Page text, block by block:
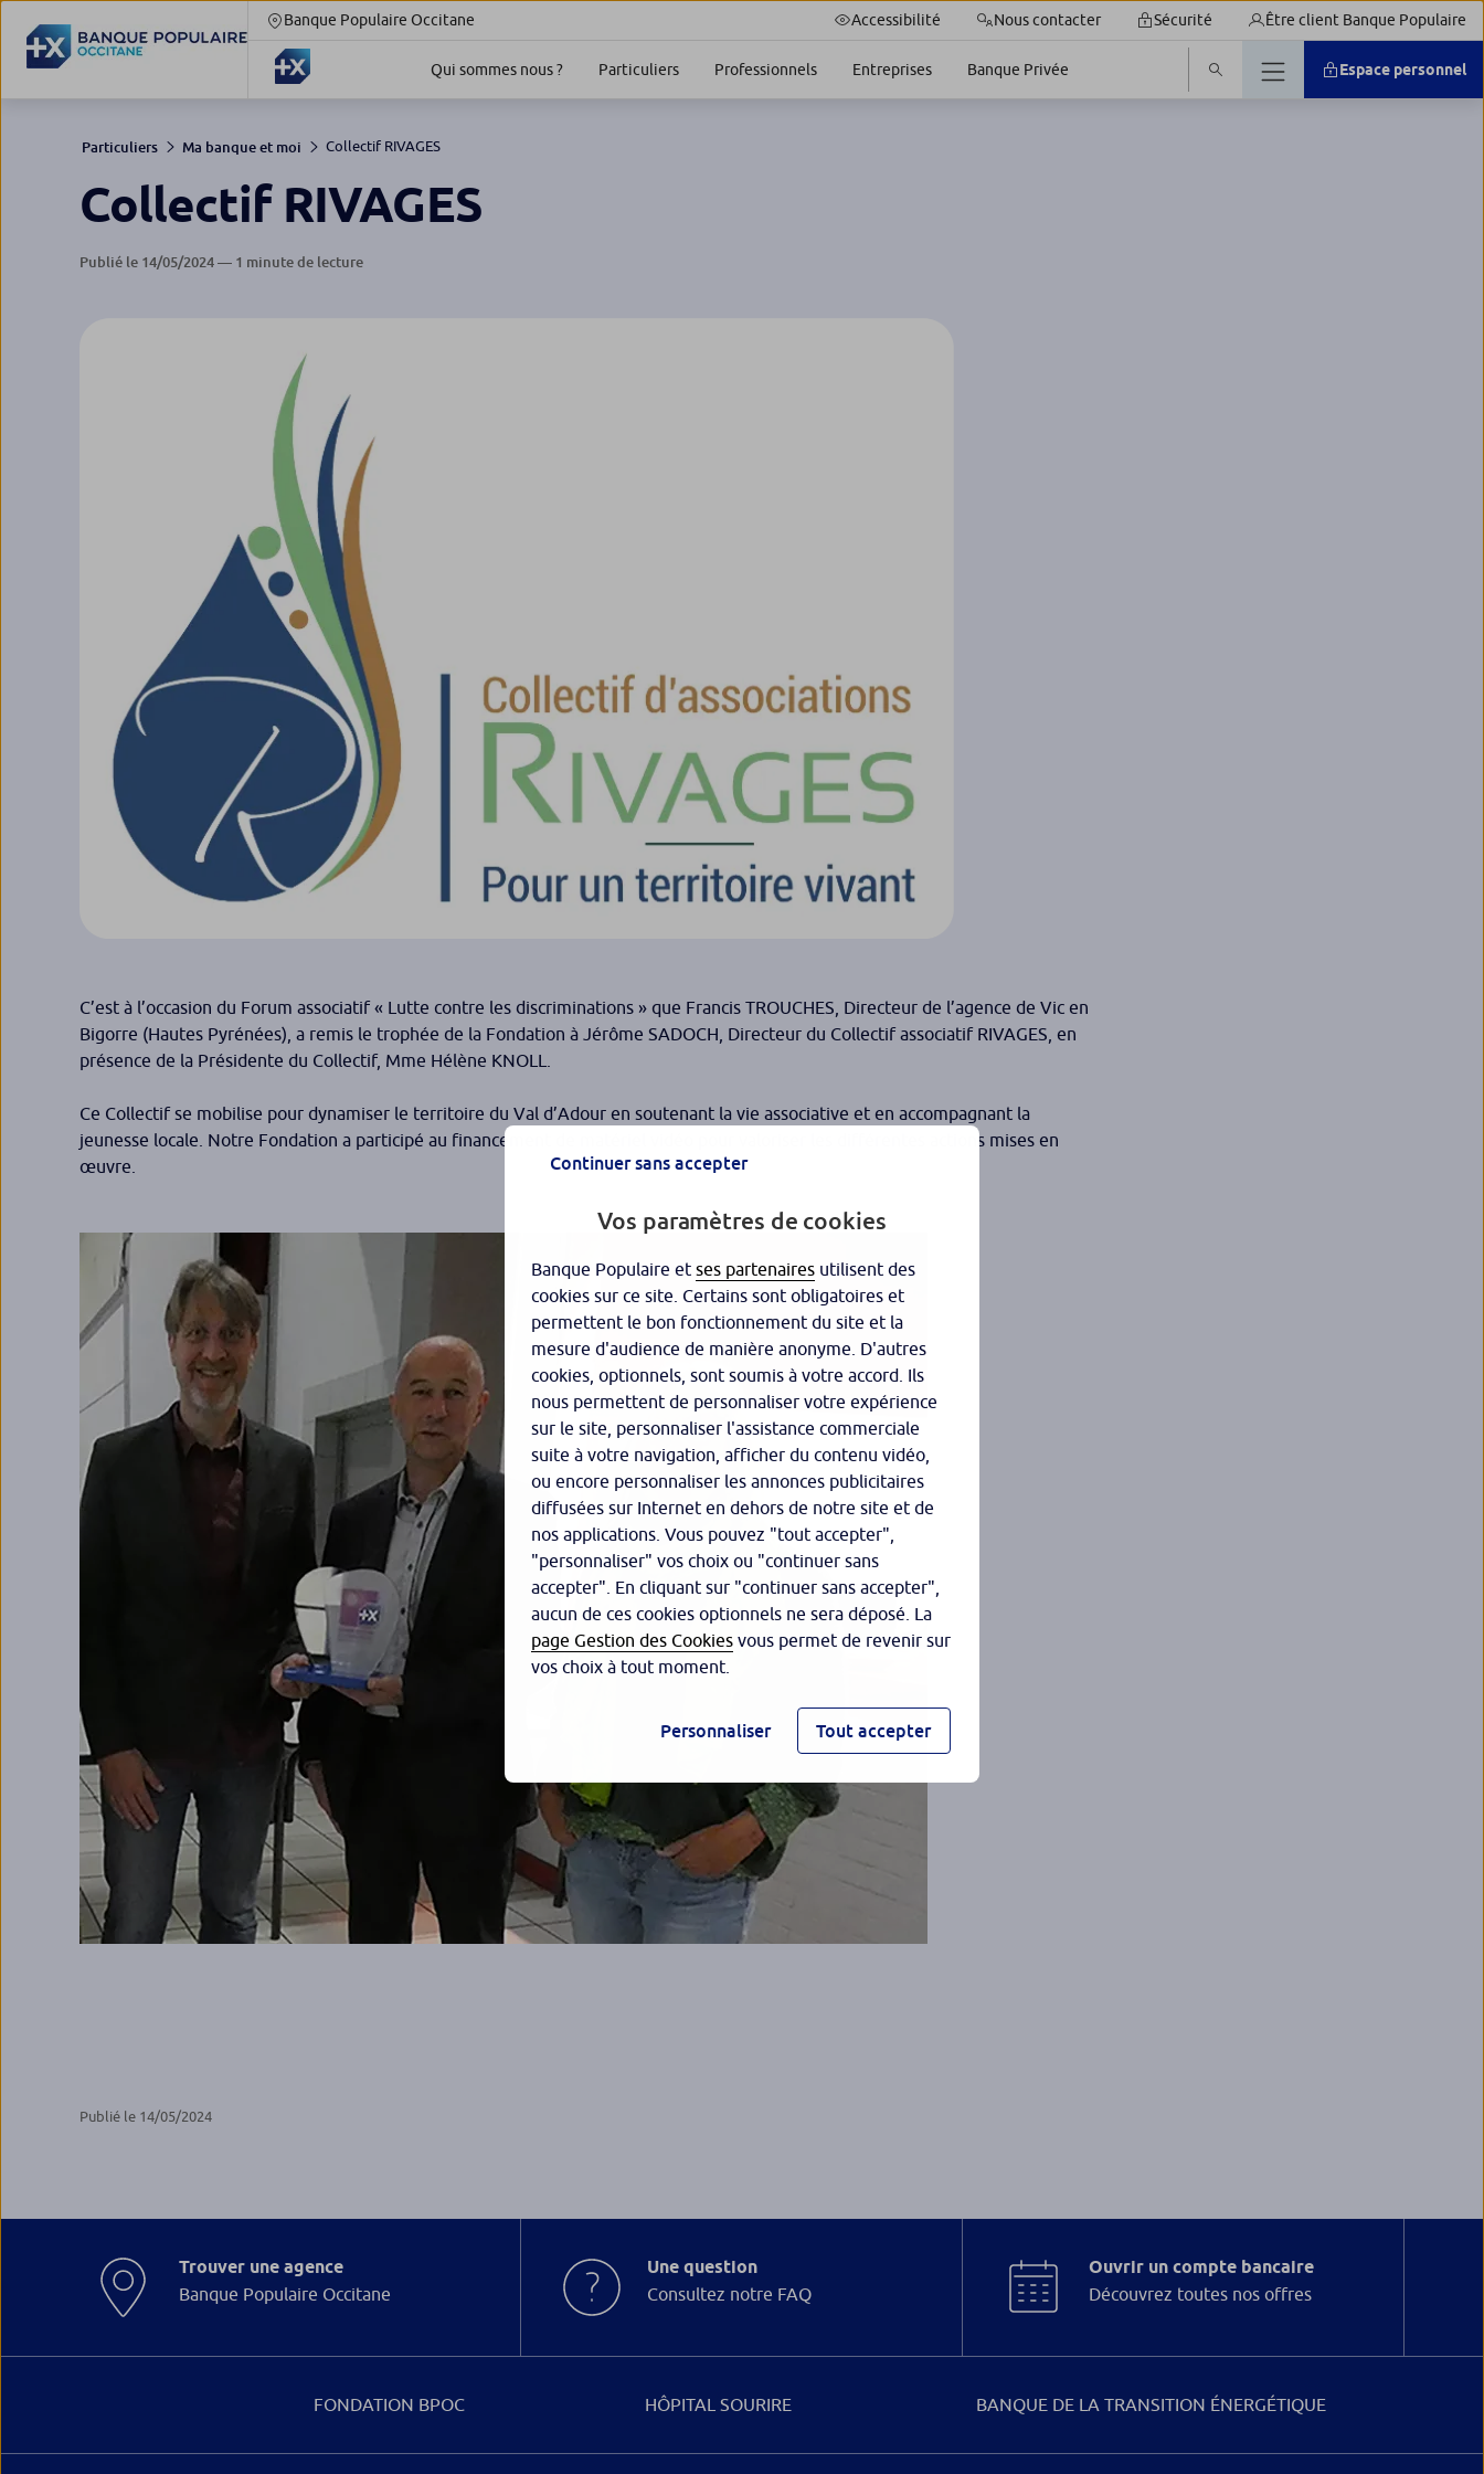
Banque Populaire Occitane Accessibilité Nous contacter Sécurité Être client Banque Populaire
Qui sommes nous ? Particuliers Professionnels Entreprises Banque Privée Espace personnel
Particuliers Ma banque et moi Collectif RIVAGES
Collectif RIVAGES
Publié le 14/05/2024 — 1 minute de lecture
C’est à l’occasion du Forum associatif « Lutte contre les discriminations » que Francis TROUCHES, Directeur de l’agence de Vic en
Bigorre (Hautes Pyrénées), a remis le trophée de la Fondation à Jérôme SADOCH, Directeur du Collectif associatif RIVAGES, en
présence de la Présidente du Collectif, Mme Hélène KNOLL.
Ce Collectif se mobilise pour dynamiser le territoire du Val d’Adour en soutenant la vie associative et en accompagnant la
jeunesse locale. Notre Fondation a participé au financement de matériel vidéo pour valoriser les différentes actions mises en
œuvre.
Publié le 14/05/2024
Trouver une agence
Banque Populaire Occitane
Une question
Consultez notre FAQ
Ouvrir un compte bancaire
Découvrez toutes nos offres
FONDATION BPOC HÔPITAL SOURIRE BANQUE DE LA TRANSITION ÉNERGÉTIQUE
Continuer sans accepter
Vos paramètres de cookies
Banque Populaire et ses partenaires utilisent des
cookies sur ce site. Certains sont obligatoires et
permettent le bon fonctionnement du site et la
mesure d'audience de manière anonyme. D'autres
cookies, optionnels, sont soumis à votre accord. Ils
nous permettent de personnaliser votre expérience
sur le site, personnaliser l'assistance commerciale
suite à votre navigation, afficher du contenu vidéo,
ou encore personnaliser les annonces publicitaires
diffusées sur Internet en dehors de notre site et de
nos applications. Vous pouvez "tout accepter",
"personnaliser" vos choix ou "continuer sans
accepter". En cliquant sur "continuer sans accepter",
aucun de ces cookies optionnels ne sera déposé. La
page Gestion des Cookies vous permet de revenir sur
vos choix à tout moment.
Personnaliser Tout accepter